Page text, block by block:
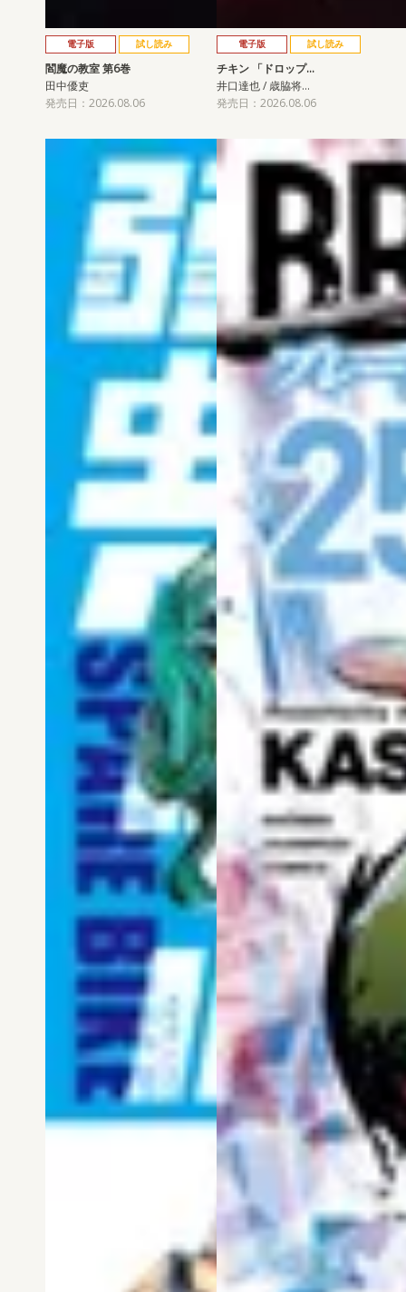
電子版 試し読み
閻魔の教室 第6巻
田中優吏
発売日：2026.08.06
電子版 試し読み
チキン 「ドロップ…
井口達也 / 歳脇将…
発売日：2026.08.06